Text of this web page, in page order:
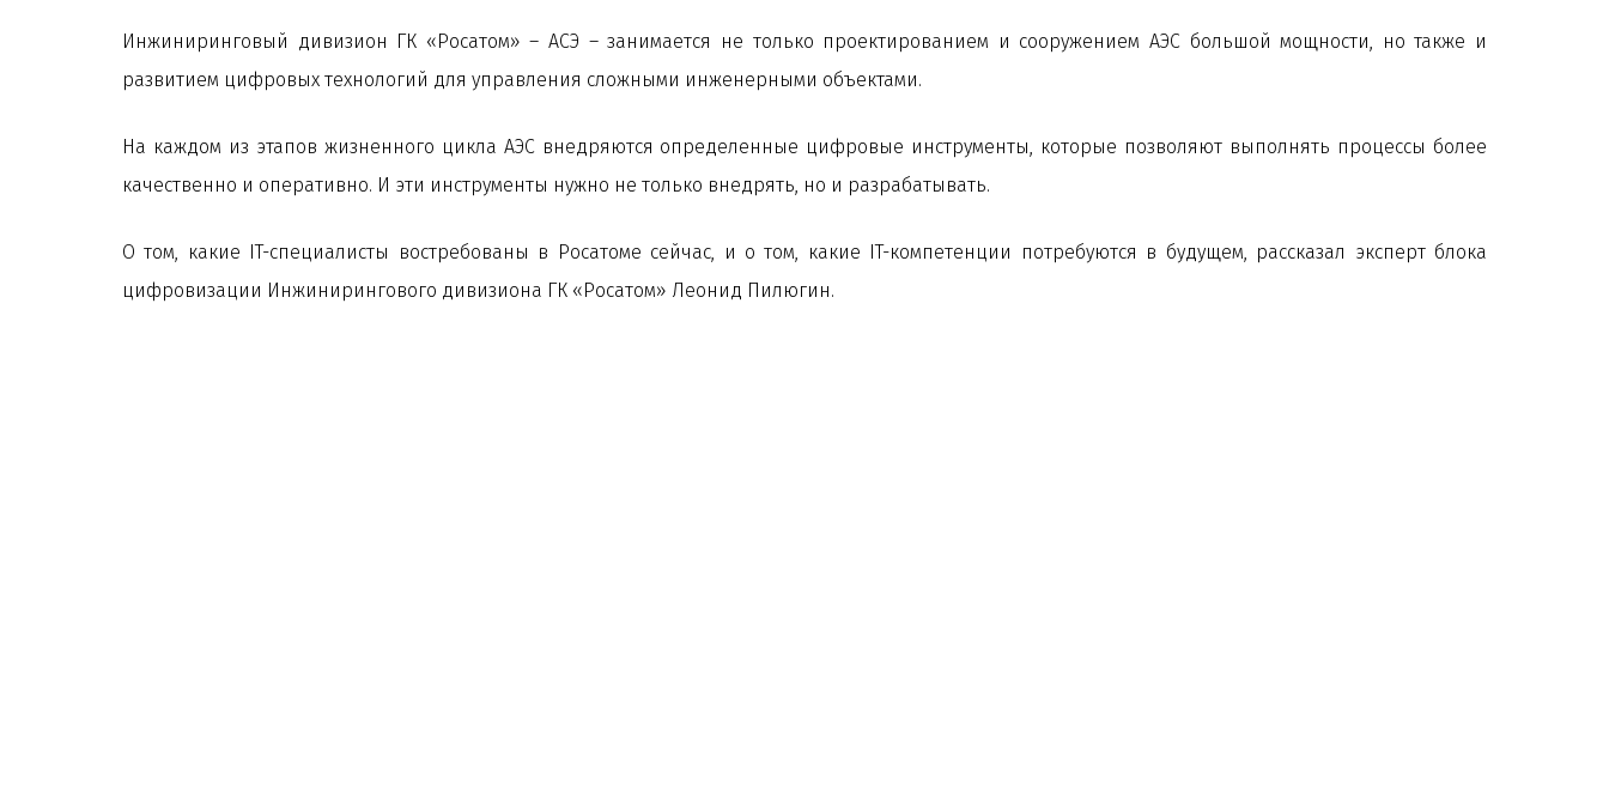
Инжиниринговый дивизион ГК «Росатом» – АСЭ – занимается не только проектированием и сооружением АЭС большой мощности, но также и
развитием цифровых технологий для управления сложными инженерными объектами.
На каждом из этапов жизненного цикла АЭС внедряются определенные цифровые инструменты, которые позволяют выполнять процессы более
качественно и оперативно. И эти инструменты нужно не только внедрять, но и разрабатывать.
О том, какие IT-специалисты востребованы в Росатоме сейчас, и о том, какие IT-компетенции потребуются в будущем, рассказал эксперт блока
цифровизации Инжинирингового дивизиона ГК «Росатом» Леонид Пилюгин.